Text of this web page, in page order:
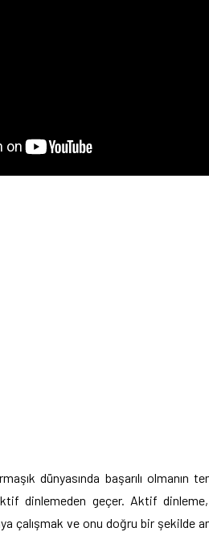
dünyasında başarılı olmanın
dinlemeden geçer. Aktif dinleme,
çalışmak ve onu doğru bir şekilde